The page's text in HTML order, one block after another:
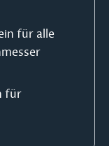
für alle
für